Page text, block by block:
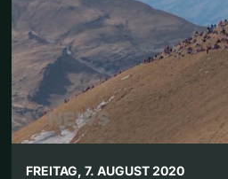
FREITAG, 7. AUGUST 2020